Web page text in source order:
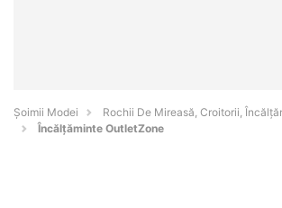
Șoimii Modei
Rochii De Mireasă, Croitorii,
Încălțăminte OutletZone